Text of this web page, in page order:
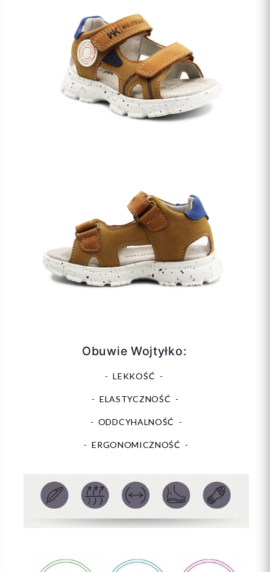
Obuwie Wojtyłko:
- LEKKOŚĆ -
- ELASTYCZNOŚĆ -
- ODDCYHALNOŚĆ -
- ERGONOMICZNOŚĆ -